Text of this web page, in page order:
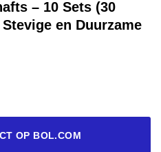
– 10 Sets (30
en Duurzame
OP BOL.COM